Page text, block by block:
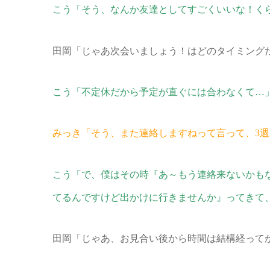
こう「そう、なんか友達としてすごくいいな！く
田岡「じゃあ次会いましょう！はどのタイミング
こう「不定休だから予定が直ぐには合わなくて…
みっき「そう、また連絡しますねって言って、3
こう「で、僕はその時『あ～もう連絡来ないか
てるんですけど出かけに行きませんか』ってき
田岡「じゃあ、お見合い後から時間は結構経って